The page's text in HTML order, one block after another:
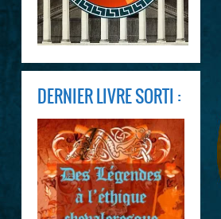
DERNIER LIVRE SORTI :